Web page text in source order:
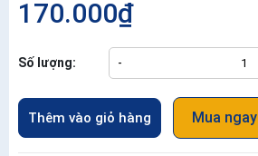
170.000₫
Số lượng: -
Thêm vào giỏ hàng Mua ngay